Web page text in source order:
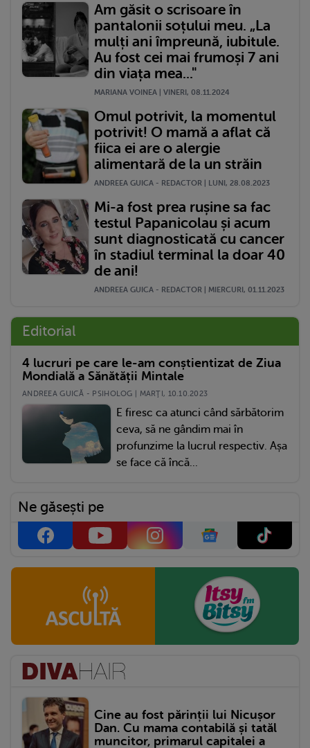
Am găsit o scrisoare în
pantalonii soțului meu. „La
mulți ani împreună, iubitule.
Au fost cei mai frumoși 7 ani
din viața mea..."
MARIANA VOINEA | VINERI, 08.11.2024
Omul potrivit, la momentul
potrivit! O mamă a aflat că
fiica ei are o alergie
alimentară de la un străin
ANDREEA GUICA - REDACTOR | LUNI, 28.08.2023
Mi-a fost prea rușine sa fac
testul Papanicolau și acum
sunt diagnosticată cu cancer
în stadiul terminal la doar 40
de ani!
ANDREEA GUICA - REDACTOR | MIERCURI, 01.11.2023
Editorial
4 lucruri pe care le-am conștientizat de Ziua
Mondială a Sănătății Mintale
ANDREEA GUICĂ - PSIHOLOG | MARŢI, 10.10.2023
E firesc ca atunci când sărbătorim
ceva, să ne gândim mai în
profunzime la lucrul respectiv. Așa
se face că încă...
Ne găsești pe
Cine au fost părinții lui Nicușor
Dan. Cu mama contabilă și tatăl
muncitor, primarul capitalei a